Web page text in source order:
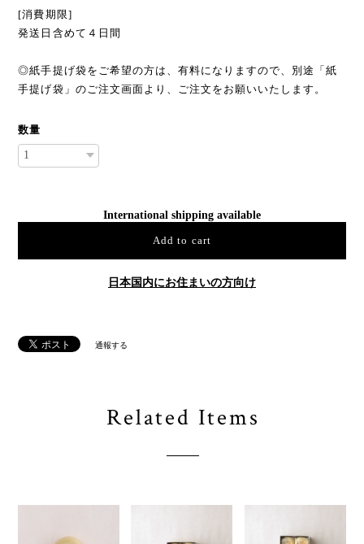
[消費期限]
発送日含めて４日間
◎紙手提げ袋をご希望の方は、有料になりますので、別途「紙
手提げ袋」のご注文画面より、ご注文をお願いいたします。
数量
International shipping available
Add to cart
日本国内にお住まいの方向け
通報する
Related Items